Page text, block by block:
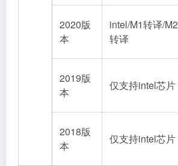
2020版
本
intel/M1转译/M2
转译
2019版
本
仅支持intel芯片
2018版
本
仅支持intel芯片